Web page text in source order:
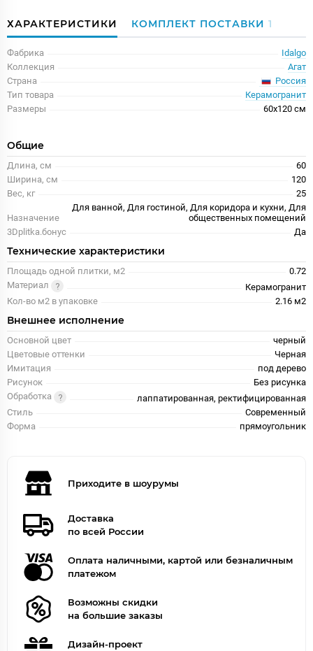
ХАРАКТЕРИСТИКИ КОМПЛЕКТ ПОСТАВКИ 1
Фабрика
Idalgo
Коллекция
Агат
Страна
Россия
Тип товара
Керамогранит
Размеры
60x120 см
Общие
Длина, см
60
Ширина, см
120
Вес, кг
25
Назначение
Для ванной, Для гостиной, Для коридора и кухни, Для
общественных помещений
3Dplitka.бонус
Да
Технические характеристики
Площадь одной плитки, м2
0.72
Материал
Керамогранит
Кол-во м2 в упаковке
2.16 м2
Внешнее исполнение
Основной цвет
черный
Цветовые оттенки
Черная
Имитация
под дерево
Рисунок
Без рисунка
Обработка
лаппатированная, ректифицированная
Стиль
Современный
Форма
прямоугольник
Приходите в шоурумы
Доставка
по всей России
Оплата наличными, картой или безналичным
платежом
Возможны скидки
на большие заказы
Дизайн-проект